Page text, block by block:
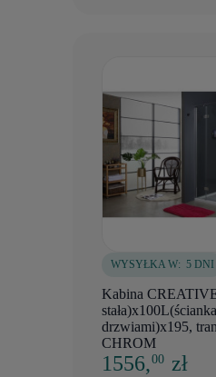
WYSYŁKA W: 5 DNI
Kabina
drzwiami)x195,
CHROM
1556,00 zł